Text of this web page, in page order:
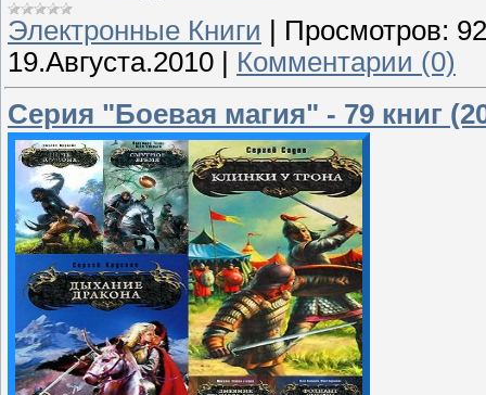
Электронные Книги
Просмотров:
19.Августа.2010
Комментарии (0)
Серия "Боевая магия" - 79 книг